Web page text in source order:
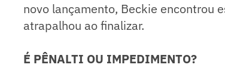
novo lançamento, Beckie encontrou
atrapalhou ao finalizar.
É PÊNALTI OU IMPEDIMENTO?